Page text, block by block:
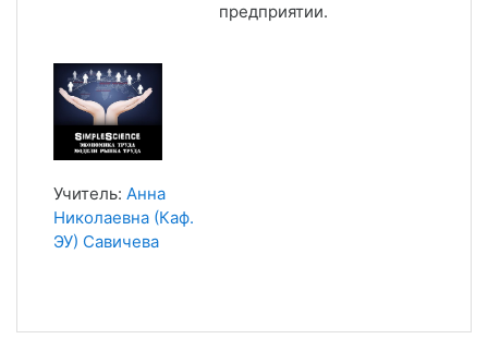
предприятии.
Учитель: Анна
Николаевна (Каф.
ЭУ) Савичева